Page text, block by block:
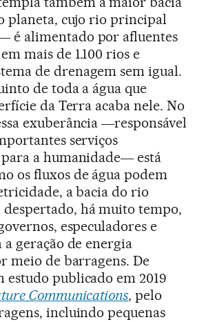
planeta, cujo rio principal
é alimentado por afluentes
mais de 1.100 rios e
de drenagem sem igual.
de toda a água que
da Terra acaba nele. No
exuberância ―responsável
serviços
para a humanidade― está
os fluxos de água podem
a bacia do rio
despertado, há muito tempo,
especuladores e
geração de energia
meio de barragens. De
estudo publicado em 2019
Communications, pelo
incluindo pequenas